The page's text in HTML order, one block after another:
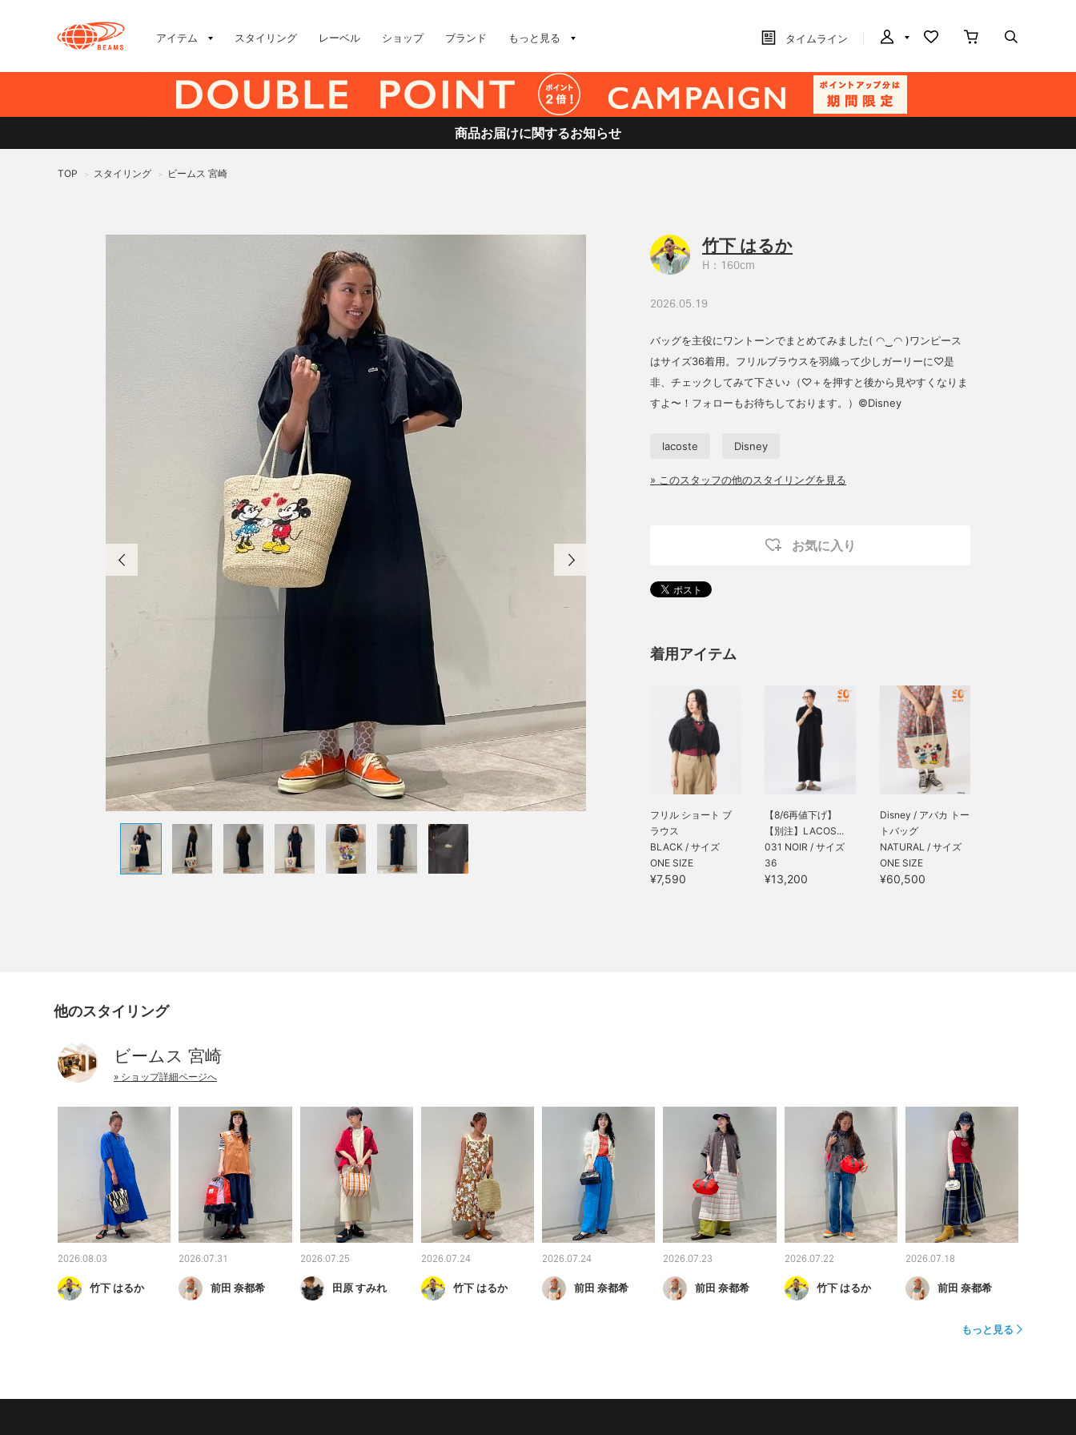
アイテム スタイリング レーベル ショップ ブランド もっと見る タイムライン
商品お届けに関するお知らせ
TOP > スタイリング > ビームス 宮崎
竹下 はるか
H：160cm
2026.05.19
バッグを主役にワントーンでまとめてみました( ◠‿◠ )ワンピース
はサイズ36着用。フリルブラウスを羽織って少しガーリーに♡是
非、チェックしてみて下さい♪（♡＋を押すと後から見やすくなりま
すよ〜！フォローもお待ちしております︎。）©︎Disney
lacoste Disney
» このスタッフの他のスタイリングを見る
お気に入り
着用アイテム
フリル ショート ブ
ラウス
BLACK / サイズ
ONE SIZE
¥7,590
【8/6再値下げ】
【別注】LACOS...
031 NOIR / サイズ
36
¥13,200
Disney / アバカ トー
トバッグ
NATURAL / サイズ
ONE SIZE
¥60,500
他のスタイリング
ビームス 宮崎
» ショップ詳細ページへ
2026.08.03
竹下 はるか
2026.07.31
前田 奈都希
2026.07.25
田原 すみれ
2026.07.24
竹下 はるか
2026.07.24
前田 奈都希
2026.07.23
前田 奈都希
2026.07.22
竹下 はるか
2026.07.18
前田 奈都希
もっと見る